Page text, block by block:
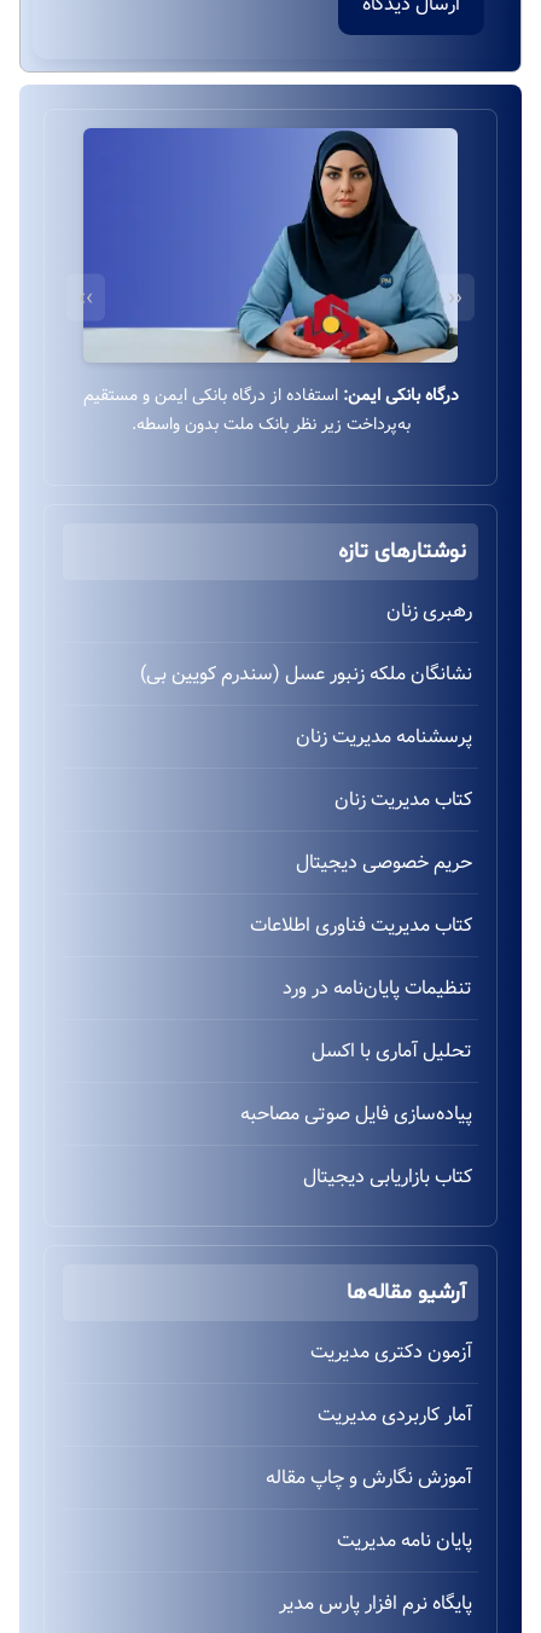
درگاه بانکی ایمن: استفاده از درگاه بانکی ایمن و مستقیم
به‌پرداخت زیر نظر بانک ملت بدون واسطه.
‹‹
››
نوشتارهای تازه
رهبری زنان
نشانگان ملکه زنبور عسل (سندرم کویین بی)
پرسشنامه مدیریت زنان
کتاب مدیریت زنان
حریم خصوصی دیجیتال
کتاب مدیریت فناوری اطلاعات
تنظیمات پایان‌نامه در ورد
تحلیل آماری با اکسل
پیاده‌سازی فایل صوتی مصاحبه
کتاب بازاریابی دیجیتال
آرشیو مقاله‌ها
آزمون دکتری مدیریت
آمار کاربردی مدیریت
آموزش نگارش و چاپ مقاله
پایان نامه مدیریت
پایگاه نرم افزار پارس مدیر